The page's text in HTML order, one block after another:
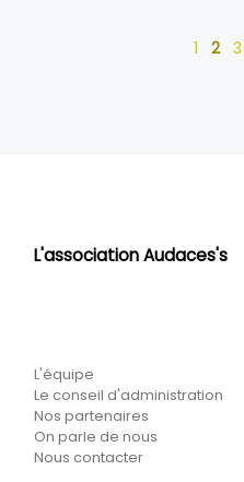
1 2 3
L'association Audaces's
L'équipe
Le conseil d'administration
Nos partenaires
On parle de nous
Nous contacter